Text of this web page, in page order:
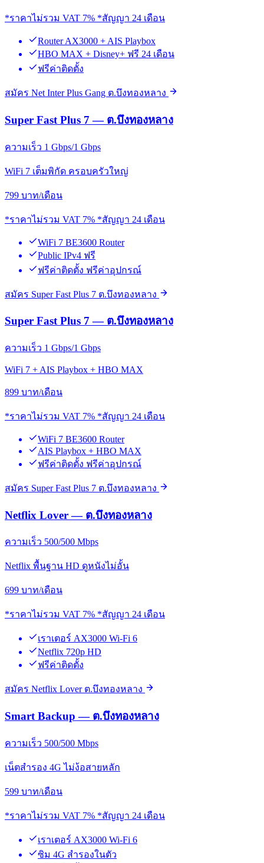
*ราคาไม่รวม VAT 7% *สัญญา 24 เดือน
Router AX3000 + AIS Playbox
HBO MAX + Disney+ ฟรี 24 เดือน
ฟรีค่าติดตั้ง
สมัคร Net Inter Plus Gang ต.บึงทองหลาง
Super Fast Plus 7 — ต.บึงทองหลาง
ความเร็ว 1 Gbps/1 Gbps
WiFi 7 เต็มพิกัด ครอบครัวใหญ่
799 บาท/เดือน
*ราคาไม่รวม VAT 7% *สัญญา 24 เดือน
WiFi 7 BE3600 Router
Public IPv4 ฟรี
ฟรีค่าติดตั้ง ฟรีค่าอุปกรณ์
สมัคร Super Fast Plus 7 ต.บึงทองหลาง
Super Fast Plus 7 — ต.บึงทองหลาง
ความเร็ว 1 Gbps/1 Gbps
WiFi 7 + AIS Playbox + HBO MAX
899 บาท/เดือน
*ราคาไม่รวม VAT 7% *สัญญา 24 เดือน
WiFi 7 BE3600 Router
AIS Playbox + HBO MAX
ฟรีค่าติดตั้ง ฟรีค่าอุปกรณ์
สมัคร Super Fast Plus 7 ต.บึงทองหลาง
Netflix Lover — ต.บึงทองหลาง
ความเร็ว 500/500 Mbps
Netflix พื้นฐาน HD ดูหนังไม่อั้น
699 บาท/เดือน
*ราคาไม่รวม VAT 7% *สัญญา 24 เดือน
เราเตอร์ AX3000 Wi-Fi 6
Netflix 720p HD
ฟรีค่าติดตั้ง
สมัคร Netflix Lover ต.บึงทองหลาง
Smart Backup — ต.บึงทองหลาง
ความเร็ว 500/500 Mbps
เน็ตสำรอง 4G ไม่ง้อสายหลัก
599 บาท/เดือน
*ราคาไม่รวม VAT 7% *สัญญา 24 เดือน
เราเตอร์ AX3000 Wi-Fi 6
ซิม 4G สำรองในตัว